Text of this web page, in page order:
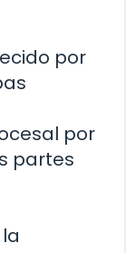
por
por
partes